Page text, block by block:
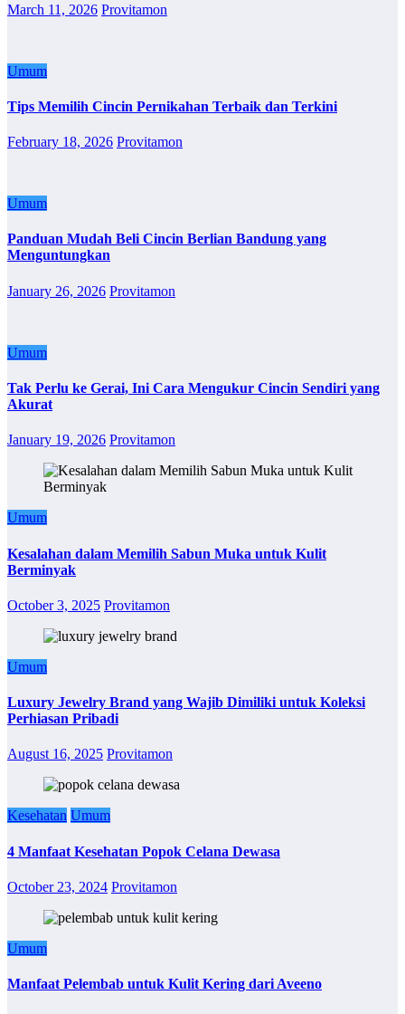
March 11, 2026 Provitamon
Umum
Tips Memilih Cincin Pernikahan Terbaik dan Terkini
February 18, 2026 Provitamon
Umum
Panduan Mudah Beli Cincin Berlian Bandung yang
Menguntungkan
January 26, 2026 Provitamon
Umum
Tak Perlu ke Gerai, Ini Cara Mengukur Cincin Sendiri yang
Akurat
January 19, 2026 Provitamon
Umum
Kesalahan dalam Memilih Sabun Muka untuk Kulit
Berminyak
October 3, 2025 Provitamon
Umum
Luxury Jewelry Brand yang Wajib Dimiliki untuk Koleksi
Perhiasan Pribadi
August 16, 2025 Provitamon
Kesehatan Umum
4 Manfaat Kesehatan Popok Celana Dewasa
October 23, 2024 Provitamon
Umum
Manfaat Pelembab untuk Kulit Kering dari Aveeno